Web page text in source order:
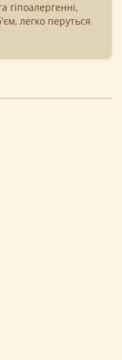
гіпоалергенні,
легко перуться